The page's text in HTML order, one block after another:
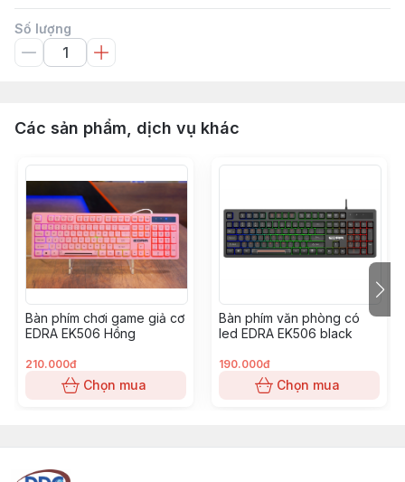
Số lượng
Các sản phẩm, dịch vụ khác
Bàn phím chơi game giả cơ
EDRA EK506 Hồng
210.000đ
Chọn mua
Bàn phím văn phòng có
led EDRA EK506 black
190.000đ
Chọn mua